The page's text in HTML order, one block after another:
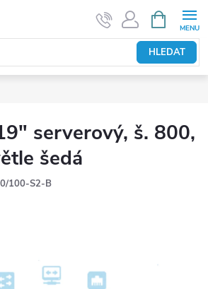
HLEDAT
NÁKUPNÍ
KOŠÍK
serverový, š. 800,
šedá
100-S2-B